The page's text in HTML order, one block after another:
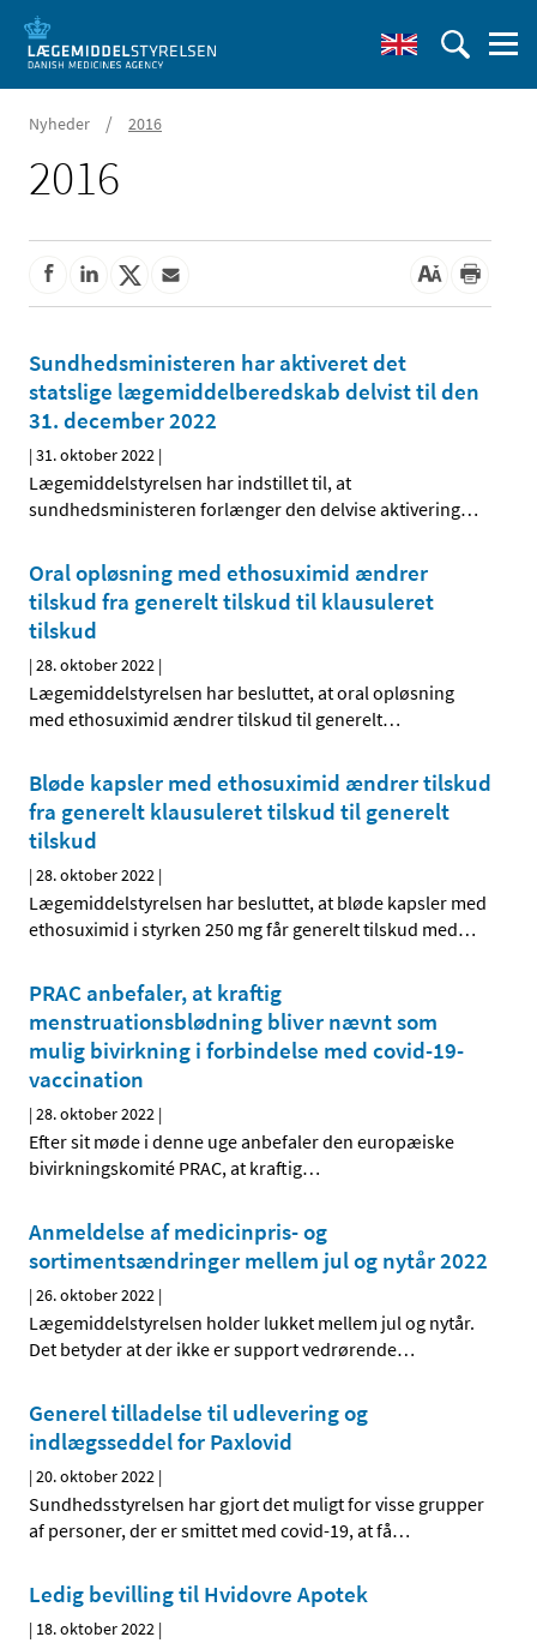
Nyheder / 2016
2016
Sundhedsministeren har aktiveret det
statslige lægemiddelberedskab delvist til den
31. december 2022
|31. oktober 2022 |
Lægemiddelstyrelsen har indstillet til, at
sundhedsministeren forlænger den delvise aktivering…
Oral opløsning med ethosuximid ændrer
tilskud fra generelt tilskud til klausuleret
tilskud
|28. oktober 2022 |
Lægemiddelstyrelsen har besluttet, at oral opløsning
med ethosuximid ændrer tilskud til generelt…
Bløde kapsler med ethosuximid ændrer tilskud
fra generelt klausuleret tilskud til generelt
tilskud
|28. oktober 2022 |
Lægemiddelstyrelsen har besluttet, at bløde kapsler med
ethosuximid i styrken 250 mg får generelt tilskud med…
PRAC anbefaler, at kraftig
menstruationsblødning bliver nævnt som
mulig bivirkning i forbindelse med covid-19-
vaccination
|28. oktober 2022 |
Efter sit møde i denne uge anbefaler den europæiske
bivirkningskomité PRAC, at kraftig…
Anmeldelse af medicinpris- og
sortimentsændringer mellem jul og nytår 2022
|26. oktober 2022 |
Lægemiddelstyrelsen holder lukket mellem jul og nytår.
Det betyder at der ikke er support vedrørende…
Generel tilladelse til udlevering og
indlægsseddel for Paxlovid
|20. oktober 2022 |
Sundhedsstyrelsen har gjort det muligt for visse grupper
af personer, der er smittet med covid-19, at få…
Ledig bevilling til Hvidovre Apotek
| 18. oktober 2022 |